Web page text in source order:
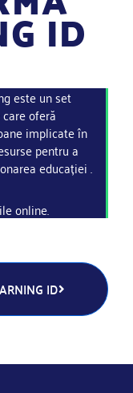
ID
este un set
oferă
implicate în
pentru a
educației .
online.
ID